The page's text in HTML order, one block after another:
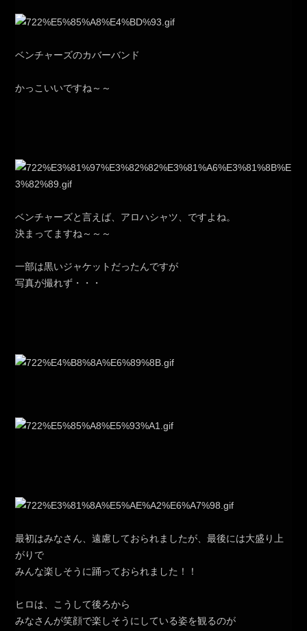
ベンチャーズのカバーバンド
かっこいいですね～～
ベンチャーズと言えば、アロハシャツ、ですよね。
決まってますね～～～
一部は黒いジャケットだったんですが
写真が撮れず・・・
最初はみなさん、遠慮しておられましたが、最後には大盛り上
がりで
みんな楽しそうに踊っておられました！！
ヒロは、こうして後ろから
みなさんが笑顔で楽しそうにしている姿を観るのが